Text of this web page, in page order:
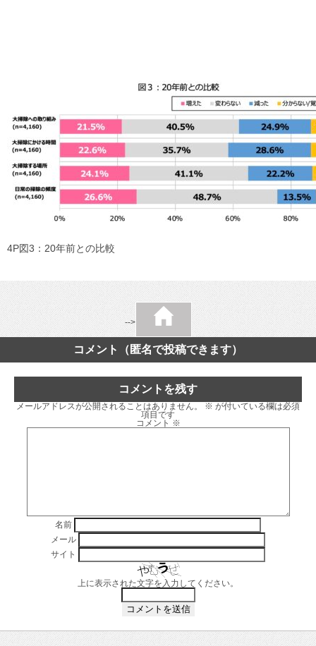
4P図3：20年前との比較
-->
コメント（匿名で投稿できます）
コメントを残す
メールアドレスが公開されることはありません。 ※ が付いている欄は必須
項目です
コメント ※
名前
メール
サイト
上に表示された文字を入力してください。